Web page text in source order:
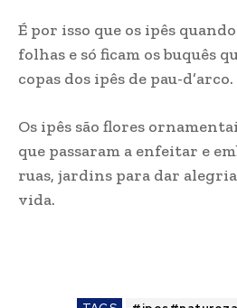
É por isso que os ipês
folhas e só ficam os buquês
copas dos ipês de pau-d’arco.
Os ipês são flores
que passaram a enfeitar e
ruas, jardins para dar alegria
vida.